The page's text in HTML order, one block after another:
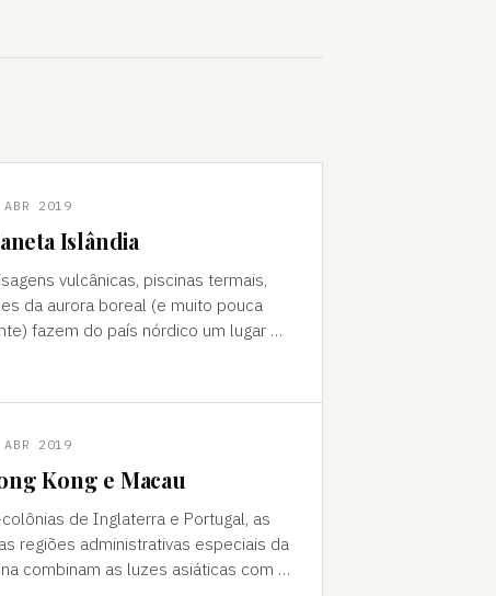
2019
Islândia
vulcânicas, piscinas termais,
da aurora boreal (e muito pouca
fazem do país nórdico um lugar de
2019
Kong e Macau
colônias de Inglaterra e Portugal, as
regiões administrativas especiais da
combinam as luzes asiáticas com o